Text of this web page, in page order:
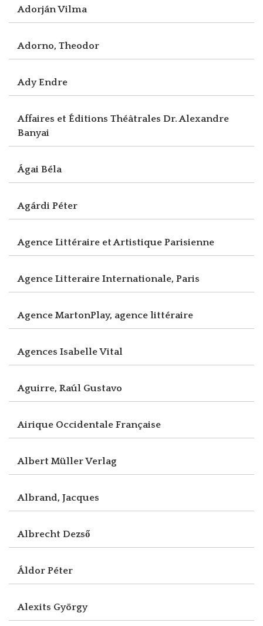
Adorján Vilma
Adorno, Theodor
Ady Endre
Affaires et Éditions Théâtrales Dr. Alexandre
Banyai
Ágai Béla
Agárdi Péter
Agence Littéraire et Artistique Parisienne
Agence Litteraire Internationale, Paris
Agence MartonPlay, agence littéraire
Agences Isabelle Vital
Aguirre, Raúl Gustavo
Airique Occidentale Française
Albert Müller Verlag
Albrand, Jacques
Albrecht Dezső
Áldor Péter
Alexits György